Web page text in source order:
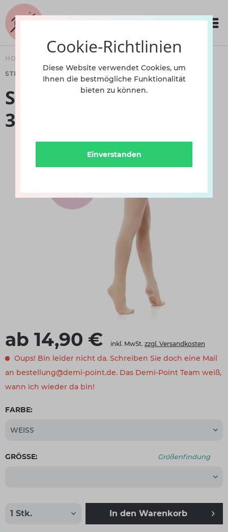
HOME
STRUMPFHOSE MIT LOCH
Strumpfhose mit Loch
3880 INT
ab 14,90 € inkl. MwSt. zzgl. Versandkosten
Oups! Bin leider nicht da. Schreiben Sie doch eine Mail
an bestellung@demi-point.de. Das Demi-Point Team weiß,
wann ich wieder da bin!
FARBE:
GRÖSSE: Größenfindung
In den Warenkorb
Cookie-Richtlinien
Diese Website verwendet Cookies, um
Ihnen die bestmögliche Funktionalität
bieten zu können.
Einverstanden